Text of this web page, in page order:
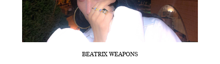
BEATRIX WEAPONS